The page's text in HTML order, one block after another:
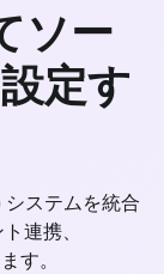
ソー
定す
ステムを統合
連携、
す。